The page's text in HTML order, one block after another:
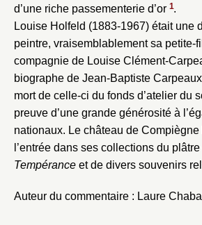
d’une riche passementerie d’or 1.
Louise Holfeld (1883-1967) était une
peintre, vraisemblablement sa petite-
compagnie de Louise Clément-
biographe de Jean-Baptiste
mort de celle-ci du fonds d’atelier du
preuve d’une grande générosité à
nationaux. Le château de
l’entrée dans ses collections du
Tempérance et de divers souvenirs
Auteur du commentaire : Laure